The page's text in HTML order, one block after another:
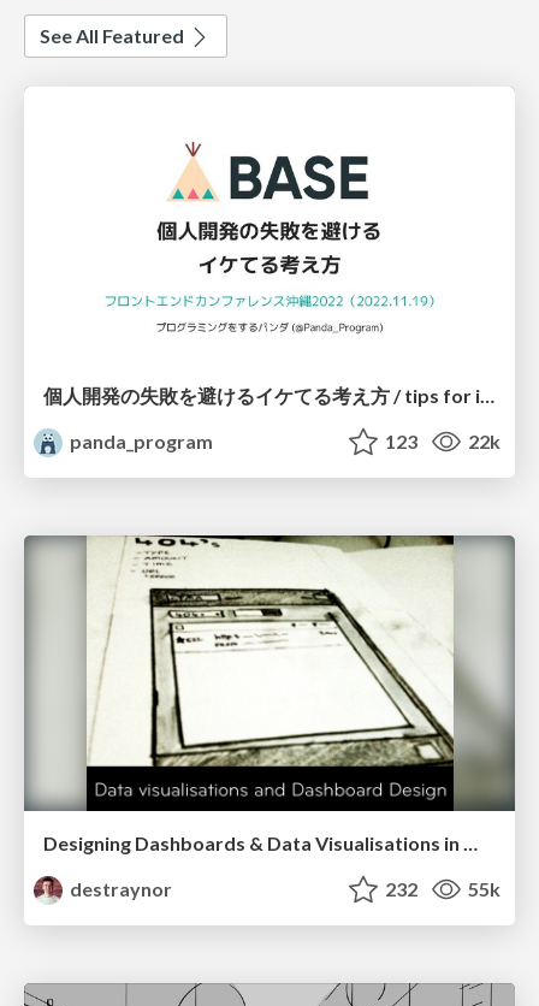
See All Featured
panda_program
123 22k
Designing Dashboards & Data Visualisations in Web Apps
destraynor
232 55k